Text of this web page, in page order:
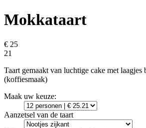
Mokkataart
€ 25
21
Taart gemaakt van luchtige cake met laagjes
(koffiesmaak)
Maak uw keuze:
Aanzetsel van de taart